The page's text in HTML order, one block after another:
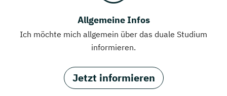
Allgemeine Infos
Ich möchte mich allgemein über das duale Studium
informieren.
Jetzt informieren